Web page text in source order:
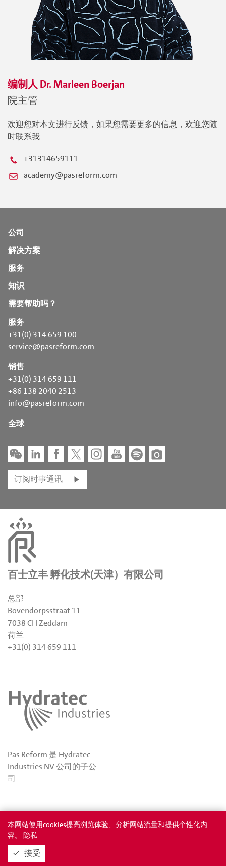
编制人Dr. Marleen Boerjan
院主管
欢迎您对本文进行反馈，如果您需要更多的信息，欢迎您随
时联系我
+31314659111
academy@pasreform.com
公司
解决方案
服务
知识
需要帮助吗？
服务
+31(0) 314 659 100
service@pasreform.com
销售
+31(0) 314 659 111
+86 138 2040 2513
info@pasreform.com
全球
订阅时事通讯
百士立丰 孵化技术(天津）有限公司
总部
Bovendorpsstraat 11
7038 CH Zeddam
荷兰
+31(0) 314 659 111
Pas Reform 是 Hydratec
Industries NV 公司的子公
司
本网站使用cookies提高浏览体验、分析网站流量和提供个性化内
容。 隐私
接受